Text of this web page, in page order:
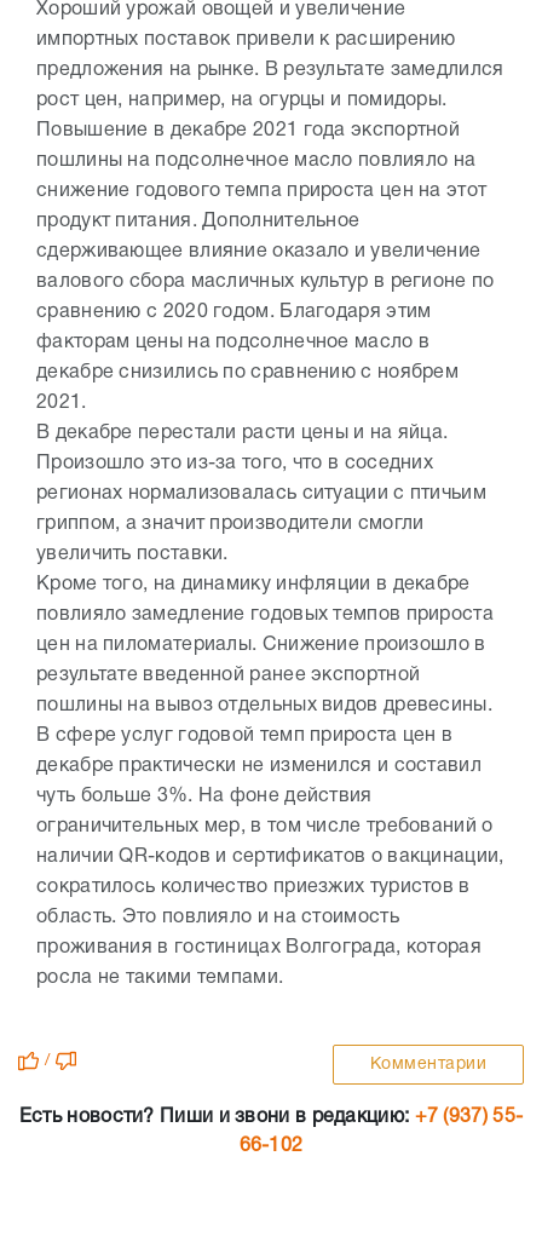
Хороший урожай овощей и увеличение
импортных поставок привели к расширению
предложения на рынке. В результате замедлился
рост цен, например, на огурцы и помидоры.
Повышение в декабре 2021 года экспортной
пошлины на подсолнечное масло повлияло на
снижение годового темпа прироста цен на этот
продукт питания. Дополнительное
сдерживающее влияние оказало и увеличение
валового сбора масличных культур в регионе по
сравнению с 2020 годом. Благодаря этим
факторам цены на подсолнечное масло в
декабре снизились по сравнению с ноябрем
2021.
В декабре перестали расти цены и на яйца.
Произошло это из-за того, что в соседних
регионах нормализовалась ситуации с птичьим
гриппом, а значит производители смогли
увеличить поставки.
Кроме того, на динамику инфляции в декабре
повлияло замедление годовых темпов прироста
цен на пиломатериалы. Снижение произошло в
результате введенной ранее экспортной
пошлины на вывоз отдельных видов древесины.
В сфере услуг годовой темп прироста цен в
декабре практически не изменился и составил
чуть больше 3%. На фоне действия
ограничительных мер, в том числе требований о
наличии QR-кодов и сертификатов о вакцинации,
сократилось количество приезжих туристов в
область. Это повлияло и на стоимость
проживания в гостиницах Волгограда, которая
росла не такими темпами.
/ Комментарии
Есть новости? Пиши и звони в редакцию: +7 (937) 55-
66-102